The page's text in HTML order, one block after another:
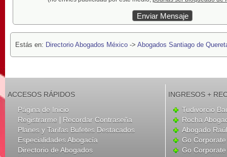
Estás en: Directorio Abogados México -> Abogados Santiago de
ACCESOS RÁPIDOS
Página de Inicio
Registrarme | Recordar Contraseña
Planes y Tarifas Bufetes Destacados
Especialidades Abogacía
Directorio de Abogados
INGRESOS +
Tudivorcio
Rocha
Abogado
Go
Go